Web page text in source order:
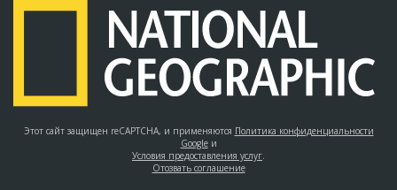
Этот сайт защищен reCAPTCHA, и применяются Политика конфиденциальности
Googleи
Условия предоставления услуг.
Отозвать соглашение